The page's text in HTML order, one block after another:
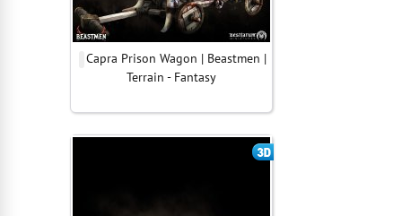
Capra Prison Wagon | Beastmen |
Terrain - Fantasy